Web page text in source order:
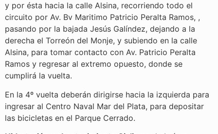
y por ésta hacia la calle Alsina, recorriendo todo el
circuito por Av. Bv Maritimo Patricio Peralta Ramos, ,
pasando por la bajada Jesús Galíndez, dejando a la
derecha el Torreón del Monje, y subiendo en la calle
Alsina, para tomar contacto con Av. Patricio Peralta
Ramos y regresar al extremo opuesto, donde se
cumplirá la vuelta.
En la 4º vuelta deberán dirigirse hacia la izquierda para
ingresar al Centro Naval Mar del Plata, para depositar
las bicicletas en el Parque Cerrado.